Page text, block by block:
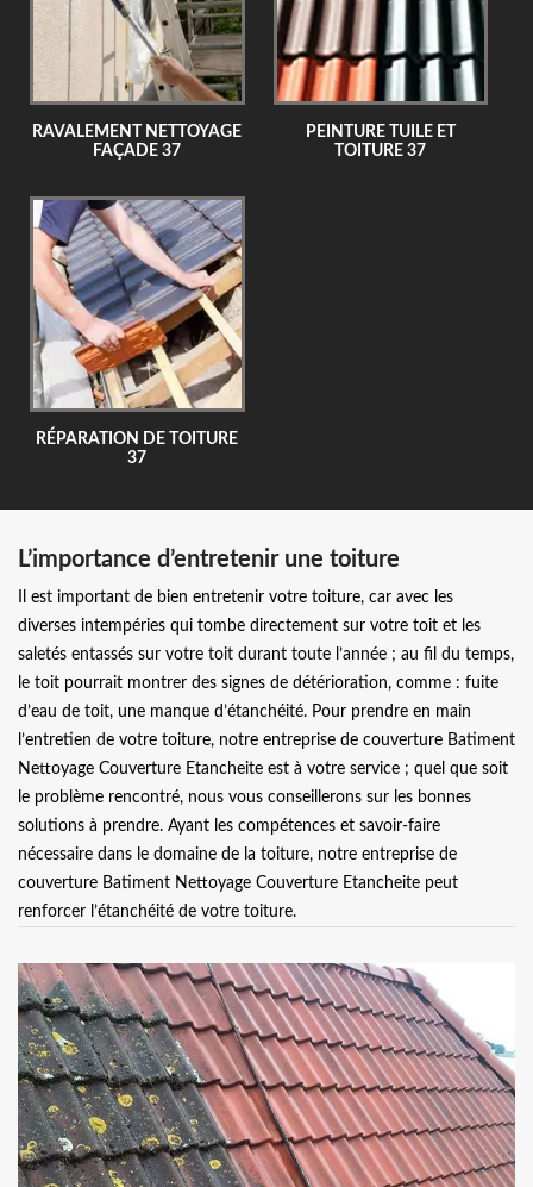
RAVALEMENT NETTOYAGE
FAÇADE 37
PEINTURE TUILE ET
TOITURE 37
RÉPARATION DE TOITURE
37
L’importance d’entretenir une toiture
Il est important de bien entretenir votre toiture, car avec les
diverses intempéries qui tombe directement sur votre toit et les
saletés entassés sur votre toit durant toute l’année ; au fil du temps,
le toit pourrait montrer des signes de détérioration, comme : fuite
d’eau de toit, une manque d’étanchéité. Pour prendre en main
l’entretien de votre toiture, notre entreprise de couverture Batiment
Nettoyage Couverture Etancheite est à votre service ; quel que soit
le problème rencontré, nous vous conseillerons sur les bonnes
solutions à prendre. Ayant les compétences et savoir-faire
nécessaire dans le domaine de la toiture, notre entreprise de
couverture Batiment Nettoyage Couverture Etancheite peut
renforcer l’étanchéité de votre toiture.